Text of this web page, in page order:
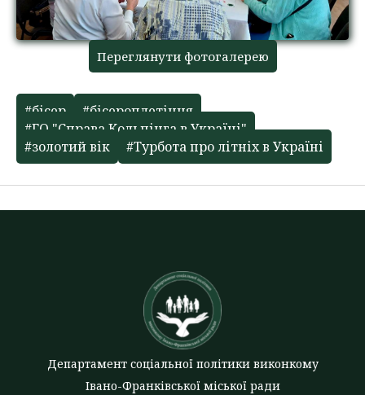
Переглянути фотогалерею
#бісер
#бісероплетіння
#ГО "Справа Кольпінга в Україні"
#золотий вік
#Турбота про літніх в Україні
Департамент соціальної політики виконкому
Івано-Франківської міської ради